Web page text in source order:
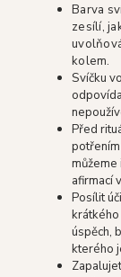
Barva
zesílí,
kolem.
Svíčku
Před
afirmací
Posílit
úspěch,
kterého